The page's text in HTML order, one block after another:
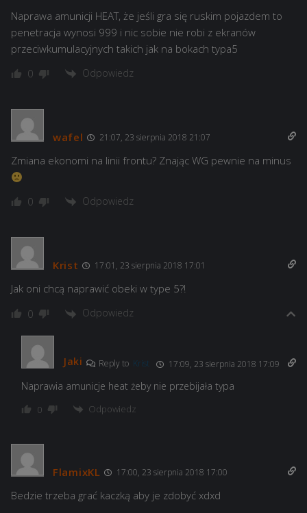
Naprawa amunicji HEAT, że jeśli gra się ruskim pojazdem to
penetracja wynosi 999 i nic sobie nie robi z ekranów
przeciwkumulacyjnych takich jak na bokach typa5
0 Odpowiedz
wafel 21:07, 23 sierpnia 2018 21:07
Zmiana ekonomi na linii frontu? Znając WG pewnie na minus
0 Odpowiedz
Krist 17:01, 23 sierpnia 2018 17:01
Jak oni chcą naprawić obeki w type 5?!
0 Odpowiedz
Jaki Reply to Krist 17:09, 23 sierpnia 2018 17:09
Naprawia amunicje heat żeby nie przebijała typa
0 Odpowiedz
FlamixKL 17:00, 23 sierpnia 2018 17:00
Bedzie trzeba grać kaczką aby je zdobyć xdxd